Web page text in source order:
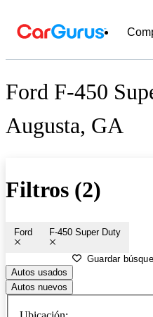
Ford F-450
Augusta, GA
Filtros (2)
Ford F-450 Super Duty
Guardar
Autos usados
Autos nuevos